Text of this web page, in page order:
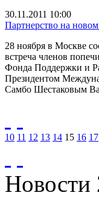
30.11.2011 10:00
Партнерство на
28 ноября в Москве
встреча членов
Фонда Поддержки и
Президентом
Самбо Шестаковым
10 11 12 13 14 15 16 17
Новости